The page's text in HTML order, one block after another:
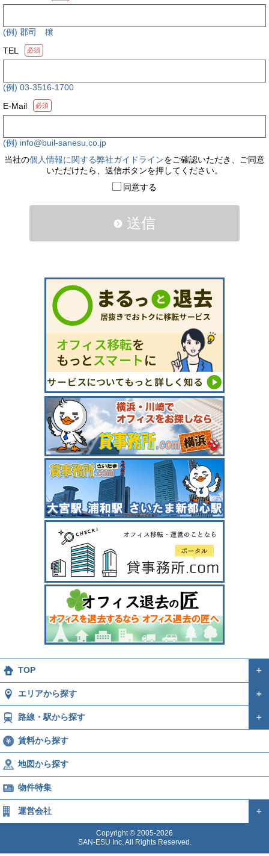
(例) 郡司 穣
TEL
必須
(例) 03-3516-1700
E-Mail
必須
(例) info@buil-sanesu.co.jp
当社の個人情報に関する弊社ガイドラインをご確認いただき、ご同意
いただけたら、送信ボタンを押してください。
同意する
送信
TOP ＋
エリアから探す ＋
路線・駅から探す ＋
賃料から探す
地図から探す
物件特集
運営会社 ＋
Copyright © 2005-2026
SAN-ESU Inc. All Rights Reserved.